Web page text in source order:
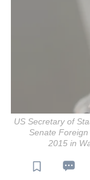
US Secretary of
Senate Foreign
2015 in